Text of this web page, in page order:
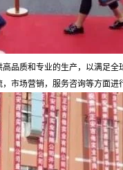
品质和专业的生产，以满足
市场营销，服务咨询等方面进